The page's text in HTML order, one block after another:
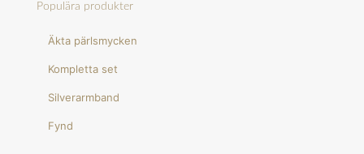
Populära produkter
Äkta pärlsmycken
Kompletta set
Silverarmband
Fynd